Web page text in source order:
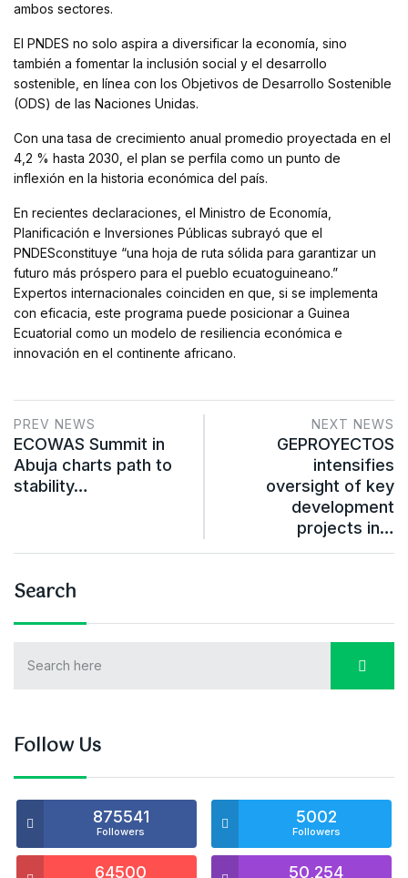
ambos sectores.
El PNDES no solo aspira a diversificar la economía, sino
también a fomentar la inclusión social y el desarrollo
sostenible, en línea con los Objetivos de Desarrollo Sostenible
(ODS) de las Naciones Unidas.
Con una tasa de crecimiento anual promedio proyectada en el
4,2 % hasta 2030, el plan se perfila como un punto de
inflexión en la historia económica del país.
En recientes declaraciones, el Ministro de Economía,
Planificación e Inversiones Públicas subrayó que el
PNDESconstituye “una hoja de ruta sólida para garantizar un
futuro más próspero para el pueblo ecuatoguineano.”
Expertos internacionales coinciden en que, si se implementa
con eficacia, este programa puede posicionar a Guinea
Ecuatorial como un modelo de resiliencia económica e
innovación en el continente africano.
PREV NEWS
ECOWAS Summit in
Abuja charts path to
stability…
NEXT NEWS
GEPROYECTOS
intensifies
oversight of key
development
projects in…
Search
Follow Us
875541
Followers
5002
Followers
64500 50,254